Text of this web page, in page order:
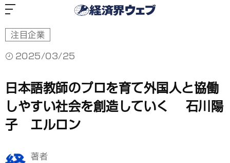
注目企業
2025/03/25
日本語教師のプロを育て外国人と協働
しやすい社会を創造していく 石川陽
子 エルロン
著者